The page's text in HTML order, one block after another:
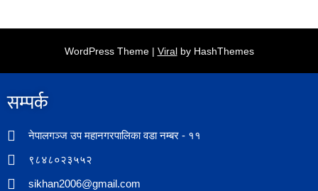
WordPress Theme | Viralby HashThemes
सम्पर्क​
नेपालगञ्ज उप महानगरपालिका वडा नम्बर - ११
९८४८०२३५५२
sikhan2006@gmail.com